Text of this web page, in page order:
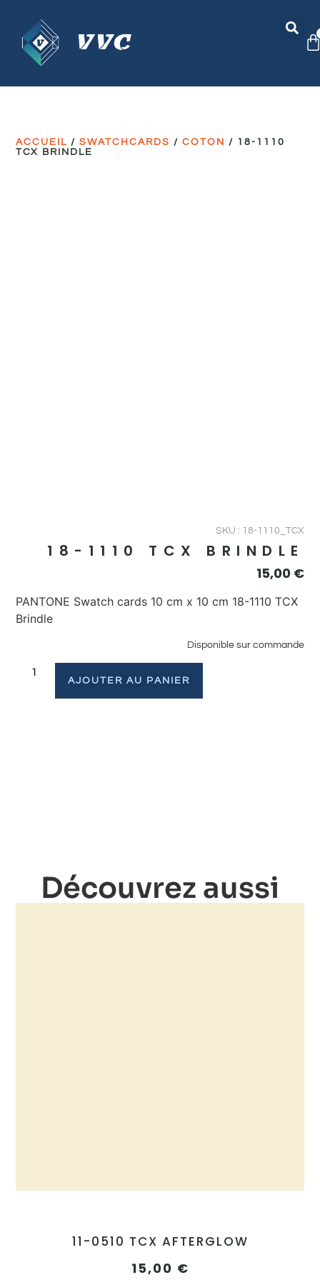
ACCUEIL /SWATCHCARDS /COTON / 18-1110
TCX BRINDLE
SKU : 18-1110_TCX
18-1110 TCX BRINDLE
15,00 €
PANTONE Swatch cards 10 cm x 10 cm 18-1110 TCX
Brindle
Disponible sur commande
AJOUTER AU PANIER
Découvrez aussi
11-0510 TCX AFTERGLOW
15,00 €